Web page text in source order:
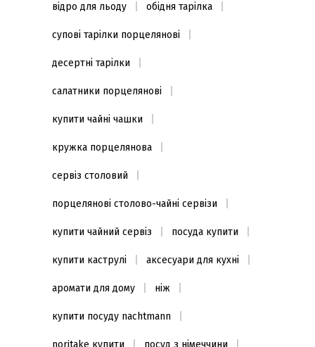
відро для льоду обідня тарілка
супові тарілки порцелянові
десертні тарілки
салатники порцелянові
купити чайні чашки
кружка порцелянова
сервіз столовий
порцелянові столово-чайні сервізи
купити чайний сервіз посуда купити
купити каструлі аксесуари для кухні
аромати для дому ніж
купити посуду nachtmann
noritake купити посуд з німеччини